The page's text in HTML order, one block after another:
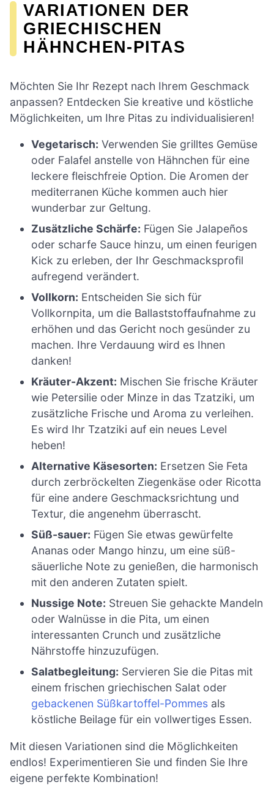
VARIATIONEN DER
GRIECHISCHEN
HÄHNCHEN-PITAS
Möchten Sie Ihr Rezept nach Ihrem Geschmack
anpassen? Entdecken Sie kreative und köstliche
Möglichkeiten, um Ihre Pitas zu individualisieren!
Vegetarisch: Verwenden Sie grilltes Gemüse
oder Falafel anstelle von Hähnchen für eine
leckere fleischfreie Option. Die Aromen der
mediterranen Küche kommen auch hier
wunderbar zur Geltung.
Zusätzliche Schärfe: Fügen Sie Jalapeños
oder scharfe Sauce hinzu, um einen feurigen
Kick zu erleben, der Ihr Geschmacksprofil
aufregend verändert.
Vollkorn: Entscheiden Sie sich für
Vollkornpita, um die Ballaststoffaufnahme zu
erhöhen und das Gericht noch gesünder zu
machen. Ihre Verdauung wird es Ihnen
danken!
Kräuter-Akzent: Mischen Sie frische Kräuter
wie Petersilie oder Minze in das Tzatziki, um
zusätzliche Frische und Aroma zu verleihen.
Es wird Ihr Tzatziki auf ein neues Level
heben!
Alternative Käsesorten: Ersetzen Sie Feta
durch zerbröckelten Ziegenkäse oder Ricotta
für eine andere Geschmacksrichtung und
Textur, die angenehm überrascht.
Süß-sauer: Fügen Sie etwas gewürfelte
Ananas oder Mango hinzu, um eine süß-
säuerliche Note zu genießen, die harmonisch
mit den anderen Zutaten spielt.
Nussige Note: Streuen Sie gehackte Mandeln
oder Walnüsse in die Pita, um einen
interessanten Crunch und zusätzliche
Nährstoffe hinzuzufügen.
Salatbegleitung: Servieren Sie die Pitas mit
einem frischen griechischen Salat oder
gebackenen Süßkartoffel-Pommes als
köstliche Beilage für ein vollwertiges Essen.
Mit diesen Variationen sind die Möglichkeiten
endlos! Experimentieren Sie und finden Sie Ihre
eigene perfekte Kombination!